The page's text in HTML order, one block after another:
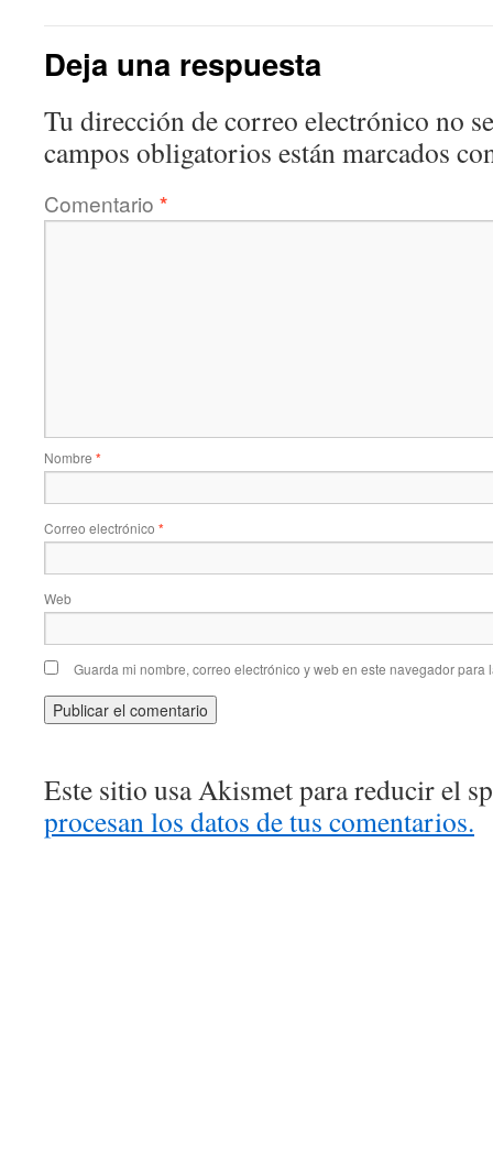
Deja una respuesta
Tu dirección de correo electrónico no
campos obligatorios están marcados
Comentario *
Nombre *
Correo electrónico *
Web
Guarda mi nombre, correo electrónico y web en este navegador para
Este sitio usa Akismet para reducir el
procesan los datos de tus comentarios.